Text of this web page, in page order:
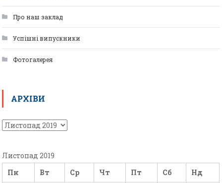
Про наш заклад
Успішні випускники
Фотогалерея
АРХІВИ
Листопад 2019
Пн
Вт Ср Чт Пт Сб Нд